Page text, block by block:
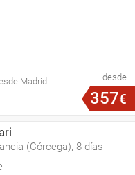
Madrid desde
357€
(Córcega), 8 días